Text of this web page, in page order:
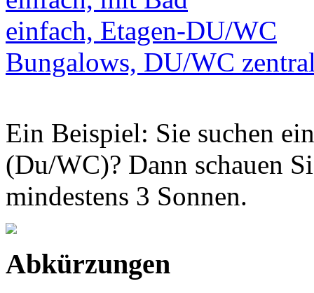
einfach, Etagen-DU/WC
Bungalows, DU/WC
Ein Beispiel: Sie suchen
(Du/WC)? Dann schauen
mindestens 3 Sonnen.
Abkürzungen